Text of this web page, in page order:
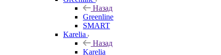
Назад
Greenline
SMART
Karelia
Назад
Karelia